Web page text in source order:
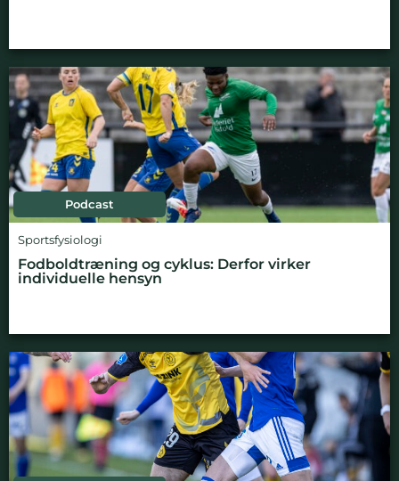
Podcast
Sportsfysiologi
Fodboldtræning og cyklus: Derfor virker
individuelle hensyn